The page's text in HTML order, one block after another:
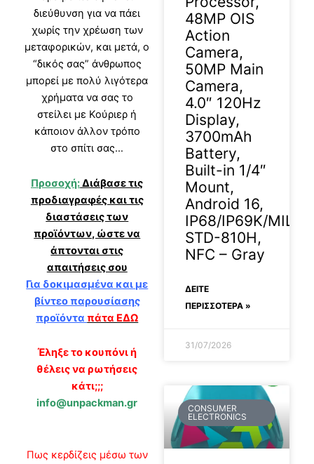
διεύθυνση για να πάει
χωρίς την χρέωση των
μεταφορικών, και μετά, ο
“δικός σας” άνθρωπος
μπορεί με πολύ λιγότερα
χρήματα να σας το
στείλει με Κούριερ ή
κάποιον άλλον τρόπο
στο σπίτι σας…
Προσοχή:Διάβασε τις
προδιαγραφές και τις
διαστάσεις των
προϊόντων, ώστε να
άπτονται στις
απαιτήσεις σου
Για δοκιμασμένα και με
βίντεο παρουσίασης
προϊόντα πάτα ΕΔΩ
Έληξε το κουπόνι ή
θέλεις να ρωτήσεις
κάτι;;;
info@unpackman.gr
Πως κερδίζεις μέσω των
48MP OIS
Action
Camera,
50MP Main
Camera,
4.0″ 120Hz
Display,
3700mAh
Battery,
Built-in 1/4″
Mount,
Android 16,
IP68/IP69K/MIL-
STD-810H,
NFC – Gray
ΔΕΊΤΕ
ΠΕΡΙΣΣΟΤΕΡΑ »
31/07/2026
CONSUMER
ELECTRONICS